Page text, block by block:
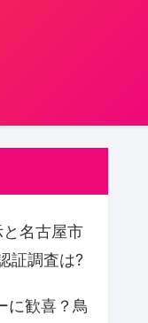
名古屋市
証調査は?
に歓喜？鳥